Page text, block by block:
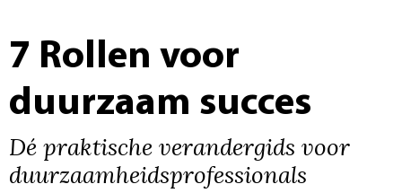
7 Rollen voor
duurzaam succes
Dé praktische verandergids voor
duurzaamheidsprofessionals